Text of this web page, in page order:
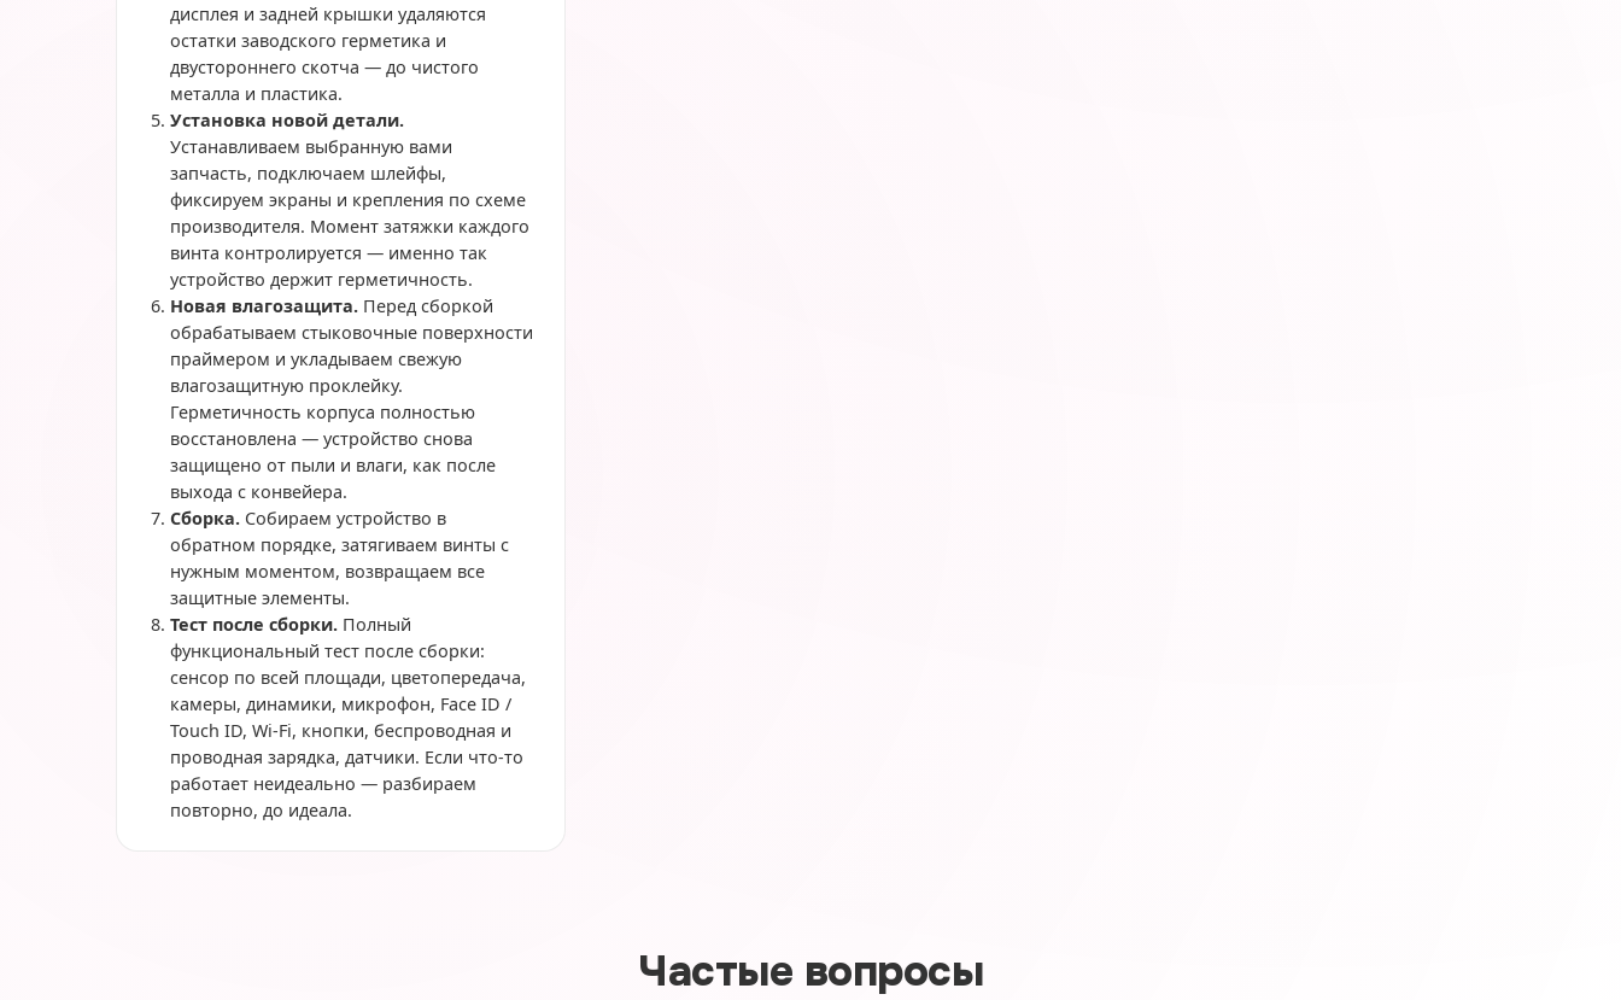
дисплея и задней крышки удаляются
остатки заводского герметика и
двустороннего скотча — до чистого
металла и пластика.
Установка новой детали.
Устанавливаем выбранную вами
запчасть, подключаем шлейфы,
фиксируем экраны и крепления по схеме
производителя. Момент затяжки каждого
винта контролируется — именно так
устройство держит герметичность.
Новая влагозащита. Перед сборкой
обрабатываем стыковочные поверхности
праймером и укладываем свежую
влагозащитную проклейку.
Герметичность корпуса полностью
восстановлена — устройство снова
защищено от пыли и влаги, как после
выхода с конвейера.
Сборка. Собираем устройство в
обратном порядке, затягиваем винты с
нужным моментом, возвращаем все
защитные элементы.
Тест после сборки. Полный
функциональный тест после сборки:
сенсор по всей площади, цветопередача,
камеры, динамики, микрофон, Face ID /
Touch ID, Wi-Fi, кнопки, беспроводная и
проводная зарядка, датчики. Если что-то
работает неидеально — разбираем
повторно, до идеала.
Частые вопросы